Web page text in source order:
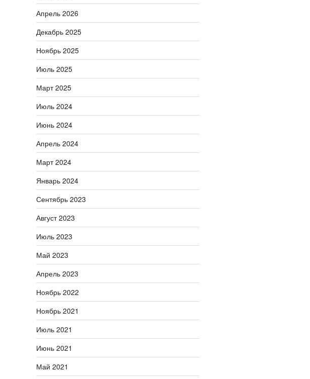
Апрель 2026
Декабрь 2025
Ноябрь 2025
Июль 2025
Март 2025
Июль 2024
Июнь 2024
Апрель 2024
Март 2024
Январь 2024
Сентябрь 2023
Август 2023
Июль 2023
Май 2023
Апрель 2023
Ноябрь 2022
Ноябрь 2021
Июль 2021
Июнь 2021
Май 2021